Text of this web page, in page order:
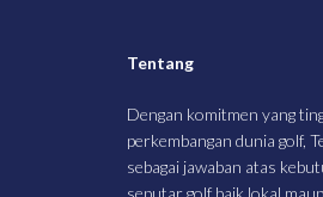
Tentang
Dengan komitmen yang
perkembangan dunia golf,
sebagai jawaban atas